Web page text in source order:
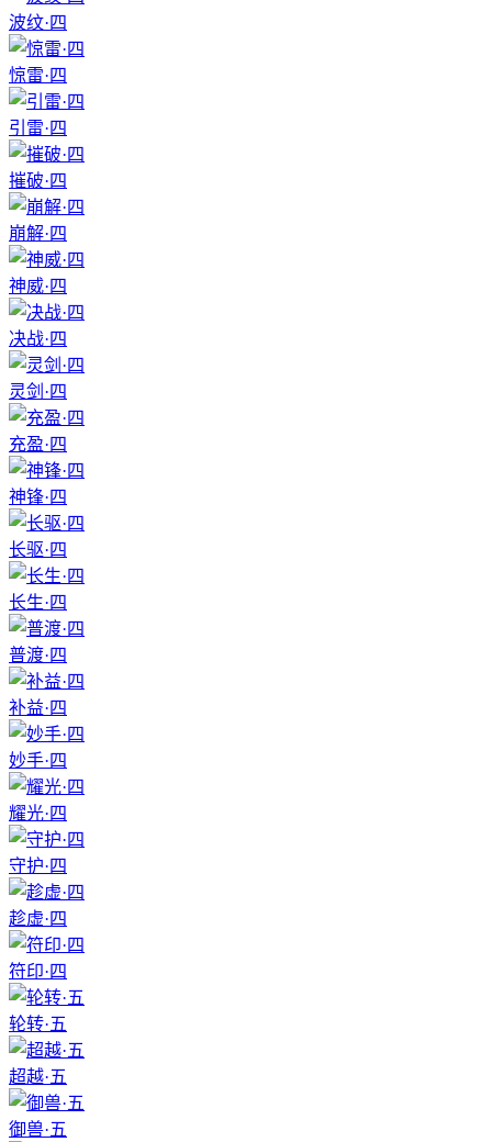
波纹·四
惊雷·四
引雷·四
摧破·四
崩解·四
神威·四
决战·四
灵剑·四
充盈·四
神锋·四
长驱·四
长生·四
普渡·四
补益·四
妙手·四
耀光·四
守护·四
趁虚·四
符印·四
轮转·五
超越·五
御兽·五